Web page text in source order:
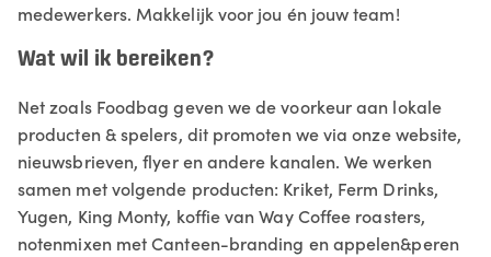
medewerkers. Makkelijk voor jou én jouw team!
Wat wil ik bereiken?
Net zoals Foodbag geven we de voorkeur aan lokale
producten & spelers, dit promoten we via onze website,
nieuwsbrieven, flyer en andere kanalen. We werken
samen met volgende producten: Kriket, Ferm Drinks,
Yugen, King Monty, koffie van Way Coffee roasters,
notenmixen met Canteen-branding en appelen&peren